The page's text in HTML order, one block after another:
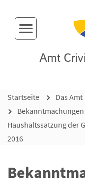
Menü-Button
Amt
Startseite Das Amt
Bekanntmachungen
Haushaltssatzung der
2016